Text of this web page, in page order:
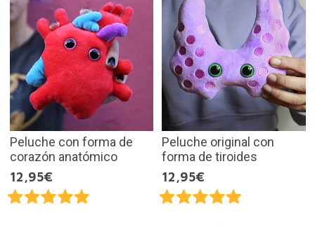
Peluche con forma de
corazón anatómico
12,95€
Peluche original con
forma de tiroides
12,95€